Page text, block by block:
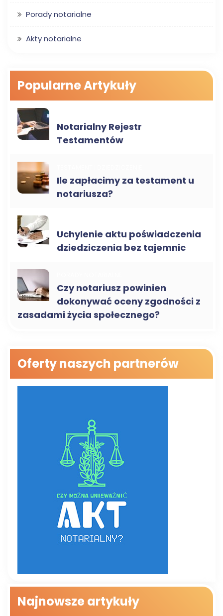
Porady notarialne
Akty notarialne
Popularne Artykuły
Notarialny Rejestr
Testamentów
Ile zapłacimy za testament u
notariusza?
Uchylenie aktu poświadczenia
dziedziczenia bez tajemnic
Czy notariusz powinien
dokonywać oceny zgodności z
zasadami życia społecznego?
Oferty naszych partnerów
Najnowsze artykuły